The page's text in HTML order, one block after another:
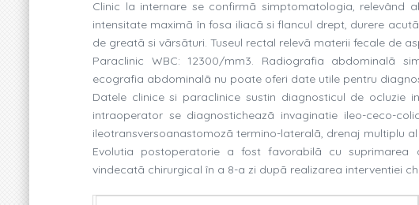
Clinic la internare se confirmã simptomatologia, relevând
intensitate maximã în fosa iliacã si flancul drept, durere
de greatã si vãrsãturi. Tuseul rectal relevã materii fecale de
Paraclinic WBC: 12300/mm3. Radiografia abdominalã
ecografia abdominalã nu poate oferi date utile pentru
Datele clinice si paraclinice sustin diagnosticul de ocluzie
intraoperator se diagnosticheazã invaginatie ileo-ceco-
ileotransversoanastomozã termino-lateralã, drenaj multiplu
Evolutia postoperatorie a fost favorabilã cu
vindecatã chirurgical în a 8-a zi dupã realizarea interventiei